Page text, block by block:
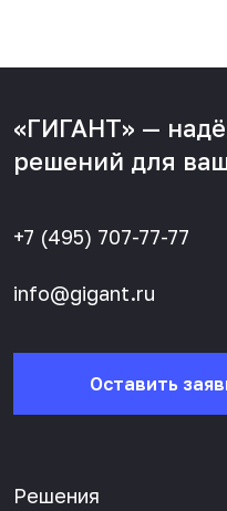
«ГИГАНТ» —
решений для
+7 (495) 707-77-77
info@gigant.ru
Оставить
Решения